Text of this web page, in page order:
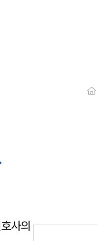
통사고변호사
상담접수
사의